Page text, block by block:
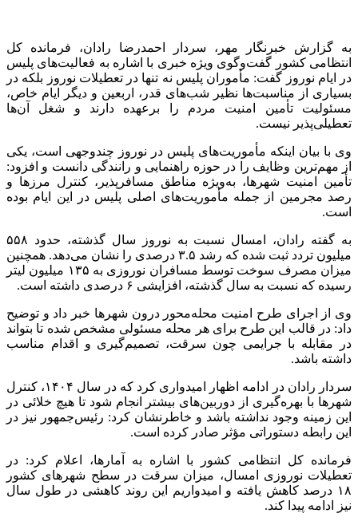
به گزارش خبرنگار مهر، سردار احمدرضا رادان، فرمانده کل
انتظامی کشور گفت‌وگوی ویژه خبری با اشاره به فعالیت‌های پلیس
در ایام نوروز گفت: مأموران پلیس نه تنها در تعطیلات نوروز بلکه در
بسیاری از مناسبت‌ها نظیر شب‌های قدر، اربعین و دیگر ایام خاص،
مسئولیت تأمین امنیت مردم را برعهده دارند و شغل آن‌ها
تعطیلی‌پذیر نیست.
وی با بیان اینکه مأموریت‌های پلیس در نوروز چندوجهی است، یکی
از مهم‌ترین وظایف را در حوزه راهنمایی و رانندگی دانست و افزود:
تأمین امنیت شهرها، به‌ویژه مناطق مسافرپذیر ، کنترل مرزها و
رصد مجرمین از جمله مأموریت‌های اصلی پلیس در این ایام بوده
است.
به گفته رادان، امسال نسبت به نوروز سال گذشته، حدود ۵۵۸
میلیون تردد ثبت شده که رشد ۳.۵ درصدی را نشان می‌دهد. همچنین
میزان مصرف سوخت توسط مسافران نوروزی به ۱۳۵ میلیون لیتر
رسیده که نسبت به سال گذشته، افزایشی ۶ درصدی داشته است.
وی از اجرای طرح امنیت محله‌محور درون شهرها خبر داد و توضیح
داد: در قالب این طرح برای هر محله مسئولی مشخص شده تا بتواند
در مقابله با جرایمی چون سرقت، تصمیم‌گیری و اقدام مناسب
داشته باشد.
سردار رادان در ادامه اظهار امیدواری کرد که در سال ۱۴۰۴، کنترل
شهرها با بهره‌گیری از دوربین‌های بیشتر انجام شود تا هیچ خلائی در
این زمینه وجود نداشته باشد و خاطرنشان کرد: رئیس‌جمهور نیز در
این رابطه دستوراتی مؤثر صادر کرده است.
فرمانده کل انتظامی کشور با اشاره به آمارها، اعلام کرد: در
تعطیلات نوروزی امسال، میزان سرقت در سطح شهرهای کشور
۱۸ درصد کاهش یافته و امیدواریم این روند کاهشی در طول سال
نیز ادامه پیدا کند.